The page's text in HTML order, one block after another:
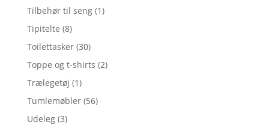
Tilbehør til seng (1)
Tipitelte (8)
Toilettasker (30)
Toppe og t-shirts (2)
Trælegetøj (1)
Tumlemøbler (56)
Udeleg (3)